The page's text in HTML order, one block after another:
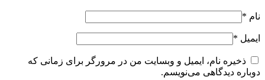
نام *
ایمیل *
ذخیره نام، ایمیل و وبسایت من در مرورگر برای زمانی که
دوباره دیدگاهی می‌نویسم.